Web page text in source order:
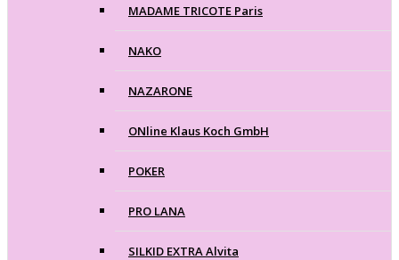
MADAME TRICOTE Paris
NAKO
NAZARONE
ONline Klaus Koch GmbH
POKER
PRO LANA
SILKID EXTRA Alvita